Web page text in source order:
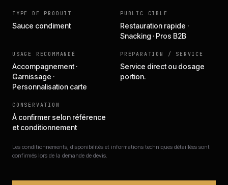
TYPE DE PRODUIT
Sauce condiment
PUBLIC CIBLE
Restauration rapide ·
Snacking · Pros B2B
USAGE RECOMMANDÉ
Accompagnement ·
Garnissage ·
Personnalisation carte
PRÉPARATION / SERVICE
Service direct ou dosage
portion.
CONSERVATION
À confirmer selon référence
et conditionnement
Les conditionnements, disponibilités et informations techniques détaillées sont
confirmés lors de la demande de devis.